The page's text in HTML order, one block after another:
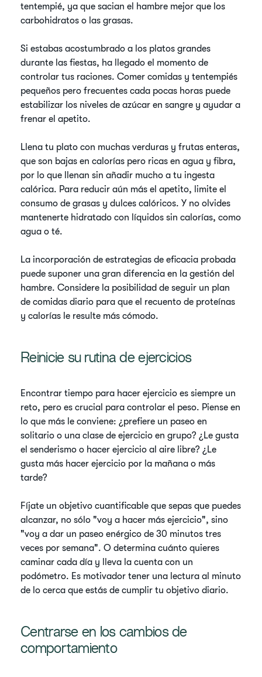
tentempié, ya que sacian el hambre mejor que los
carbohidratos o las grasas.
Si estabas acostumbrado a los platos grandes
durante las fiestas, ha llegado el momento de
controlar tus raciones. Comer comidas y tentempiés
pequeños pero frecuentes cada pocas horas puede
estabilizar los niveles de azúcar en sangre y ayudar a
frenar el apetito.
Llena tu plato con muchas verduras y frutas enteras,
que son bajas en calorías pero ricas en agua y fibra,
por lo que llenan sin añadir mucho a tu ingesta
calórica. Para reducir aún más el apetito, limite el
consumo de grasas y dulces calóricos. Y no olvides
mantenerte hidratado con líquidos sin calorías, como
agua o té.
La incorporación de estrategias de eficacia probada
puede suponer una gran diferencia en la gestión del
hambre. Considere la posibilidad de seguir un plan
de comidas diario para que el recuento de proteínas
y calorías le resulte más cómodo.
Reinicie su rutina de ejercicios
Encontrar tiempo para hacer ejercicio es siempre un
reto, pero es crucial para controlar el peso. Piense en
lo que más le conviene: ¿prefiere un paseo en
solitario o una clase de ejercicio en grupo? ¿Le gusta
el senderismo o hacer ejercicio al aire libre? ¿Le
gusta más hacer ejercicio por la mañana o más
tarde?
Fíjate un objetivo cuantificable que sepas que puedes
alcanzar, no sólo "voy a hacer más ejercicio", sino
"voy a dar un paseo enérgico de 30 minutos tres
veces por semana". O determina cuánto quieres
caminar cada día y lleva la cuenta con un
podómetro. Es motivador tener una lectura al minuto
de lo cerca que estás de cumplir tu objetivo diario.
Centrarse en los cambios de
comportamiento